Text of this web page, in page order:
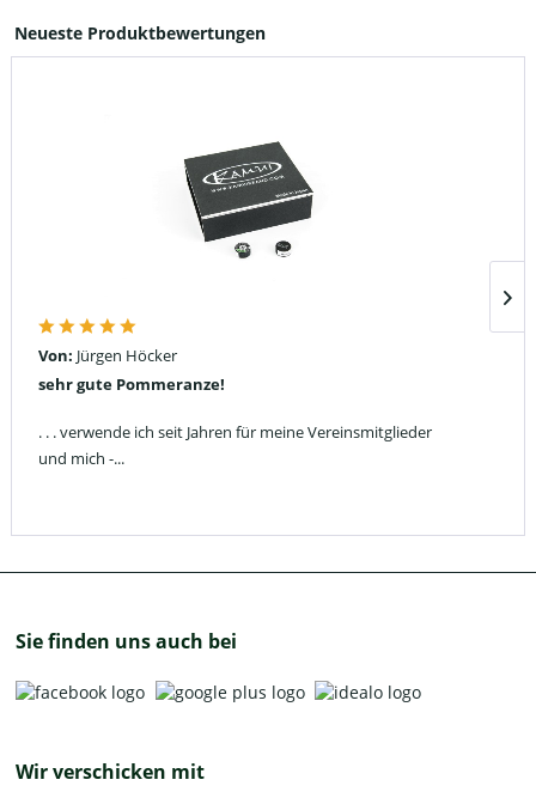
Neueste Produktbewertungen
Von: Jürgen Höcker
sehr gute Pommeranze!
. . . verwende ich seit Jahren für meine Vereinsmitglieder
und mich -...
Sie finden uns auch bei
Wir verschicken mit